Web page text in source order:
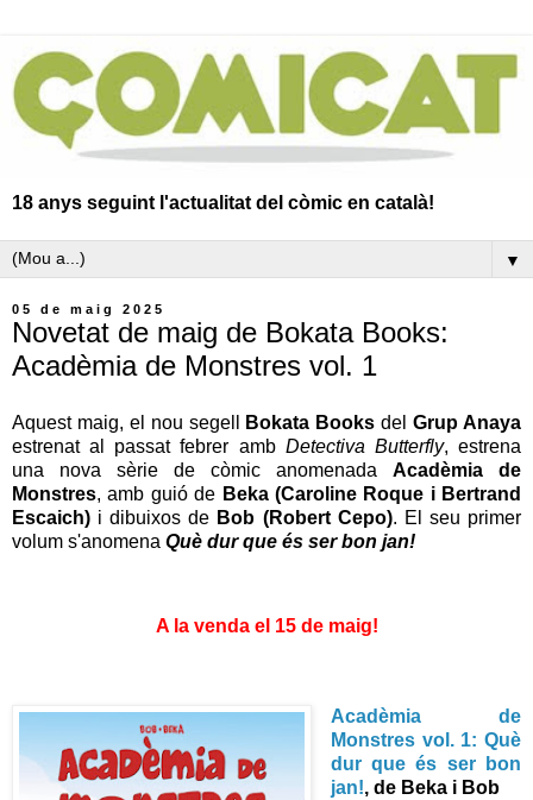
18 anys seguint l'actualitat del còmic en català!
▼
05 de maig 2025
Novetat de maig de Bokata Books:
Acadèmia de Monstres vol. 1
Aquest maig, el nou segell Bokata Books delGrup Anaya
estrenat al passat febrer amb Detectiva Butterfly, estrena
una nova sèrie de còmic anomenada Acadèmia de
Monstres, amb guió de Beka (Caroline Roque i Bertrand
Escaich) i dibuixos de Bob (Robert Cepo). El seu primer
volum s'anomena Què dur que és ser bon jan!
A la venda el 15 de maig!
Acadèmia de
Monstres vol. 1: Què
dur que és ser bon
jan!, de Beka i Bob